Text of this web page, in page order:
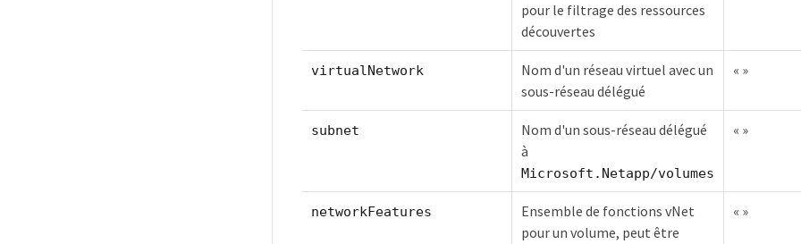
pour le filtrage des ressources
découvertes
virtualNetwork
Nom d'un réseau virtuel avec un
sous-réseau délégué
« »
subnet
Nom d'un sous-réseau délégué
à
Microsoft.Netapp/volumes
« »
networkFeatures
Ensemble de fonctions vNet
pour un volume, peut être
« »